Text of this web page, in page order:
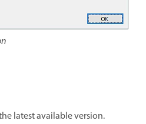
latest available version.